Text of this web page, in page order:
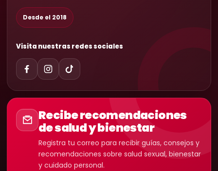
Desde el 2018
Visita nuestras redes sociales
Recibe recomendaciones
de salud y bienestar
Registra tu correo para recibir guías, consejos y
recomendaciones sobre salud sexual, bienestar
y cuidado personal.